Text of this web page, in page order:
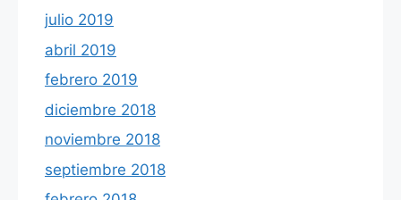
julio 2019
abril 2019
febrero 2019
diciembre 2018
noviembre 2018
septiembre 2018